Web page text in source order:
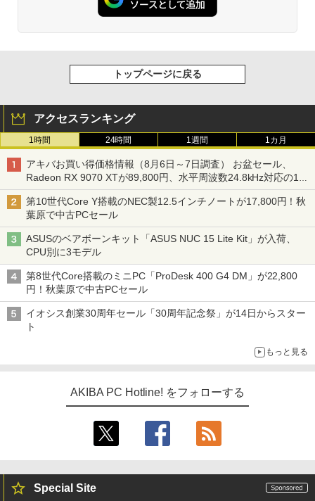
トップページに戻る
アクセスランキング
1時間 24時間 1週間 1カ月
アキバお買い得価格情報（8月6日～7日調査） お盆セール、
Radeon RX 9070 XTが89,800円、水平周波数24.8kHz対応の17
型モニターが9,801円、暑さ指数連動セール ほか
第10世代Core Y搭載のNEC製12.5インチノートが17,800円！秋
葉原で中古PCセール
ASUSのベアボーンキット「ASUS NUC 15 Lite Kit」が入荷、
CPU別に3モデル
第8世代Core搭載のミニPC「ProDesk 400 G4 DM」が22,800
円！秋葉原で中古PCセール
イオシス創業30周年セール「30周年記念祭」が14日からスター
ト
もっと見る
AKIBA PC Hotline! をフォローする
Special Site